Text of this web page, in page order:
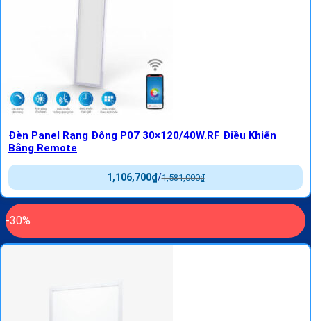
Đèn Panel Rạng Đông P07 30×120/40W.RF Điều Khiển
Bằng Remote
1,581,000₫
/
1,106,700₫
-30%